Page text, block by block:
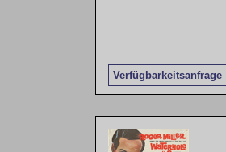
Verfügbarkeitsanfrage